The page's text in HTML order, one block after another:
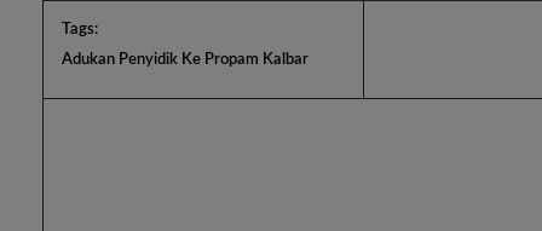
Tags:
Adukan Penyidik Ke Propam Kalbar